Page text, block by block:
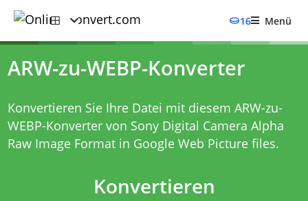
16 Menü
ARW-zu-WEBP-Konverter
Konvertieren Sie Ihre Datei mit diesem ARW-zu-
WEBP-Konvertervon Sony Digital Camera Alpha
Raw Image Format in Google Web Picture files.
Konvertieren